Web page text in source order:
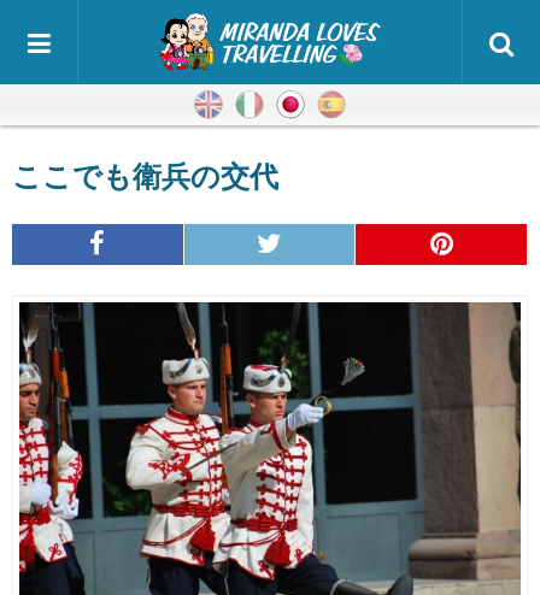
英語 イタリア語
日本語
ここでも衛兵の交代